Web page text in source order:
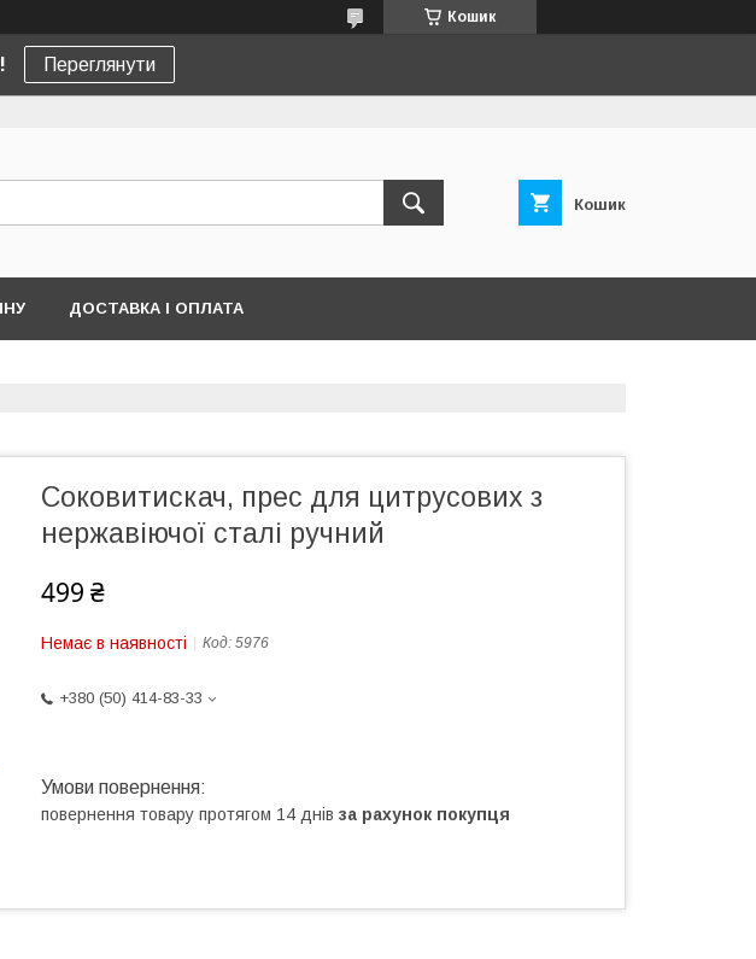
Кошик
Переглянути
Кошик
ДОСТАВКА І ОПЛАТА
Соковитискач, прес для цитрусових з
нержавіючої сталі ручний
499 ₴
Немає в наявності Код: 5976
+380 (50) 414-83-33
повернення товару протягом 14 днів за рахунок покупця